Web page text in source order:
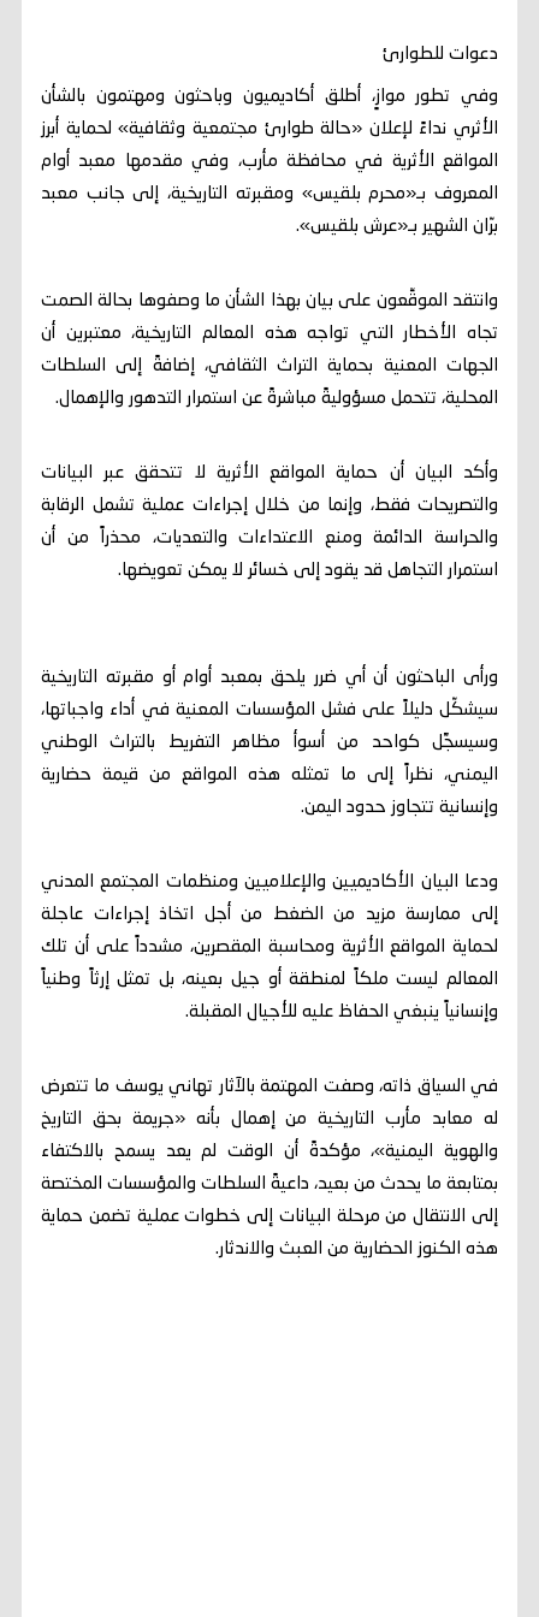
دعوات للطوارئ
وفي تطور موازٍ، أطلق أكاديميون وباحثون ومهتمون بالشأن
الأثري نداءً لإعلان «حالة طوارئ مجتمعية وثقافية» لحماية أبرز
المواقع الأثرية في محافظة مأرب، وفي مقدمها معبد أوام
المعروف بـ«محرم بلقيس» ومقبرته التاريخية، إلى جانب معبد
برّان الشهير بـ«عرش بلقيس».
وانتقد الموقِّعون على بيان بهذا الشأن ما وصفوها بحالة الصمت
تجاه الأخطار التي تواجه هذه المعالم التاريخية، معتبرين أن
الجهات المعنية بحماية التراث الثقافي، إضافةً إلى السلطات
المحلية، تتحمل مسؤوليةً مباشرةً عن استمرار التدهور والإهمال.
وأكد البيان أن حماية المواقع الأثرية لا تتحقق عبر البيانات
والتصريحات فقط، وإنما من خلال إجراءات عملية تشمل الرقابة
والحراسة الدائمة ومنع الاعتداءات والتعديات، محذراً من أن
استمرار التجاهل قد يقود إلى خسائر لا يمكن تعويضها.
ورأى الباحثون أن أي ضرر يلحق بمعبد أوام أو مقبرته التاريخية
سيشكّل دليلاً على فشل المؤسسات المعنية في أداء واجباتها،
وسيسجَّل كواحد من أسوأ مظاهر التفريط بالتراث الوطني
اليمني، نظراً إلى ما تمثله هذه المواقع من قيمة حضارية
وإنسانية تتجاوز حدود اليمن.
ودعا البيان الأكاديميين والإعلاميين ومنظمات المجتمع المدني
إلى ممارسة مزيد من الضغط من أجل اتخاذ إجراءات عاجلة
لحماية المواقع الأثرية ومحاسبة المقصرين، مشدداً على أن تلك
المعالم ليست ملكاً لمنطقة أو جيل بعينه، بل تمثل إرثاً وطنياً
وإنسانياً ينبغي الحفاظ عليه للأجيال المقبلة.
في السياق ذاته، وصفت المهتمة بالآثار تهاني يوسف ما تتعرض
له معابد مأرب التاريخية من إهمال بأنه «جريمة بحق التاريخ
والهوية اليمنية»، مؤكدةً أن الوقت لم يعد يسمح بالاكتفاء
بمتابعة ما يحدث من بعيد، داعيةً السلطات والمؤسسات المختصة
إلى الانتقال من مرحلة البيانات إلى خطوات عملية تضمن حماية
هذه الكنوز الحضارية من العبث والاندثار.